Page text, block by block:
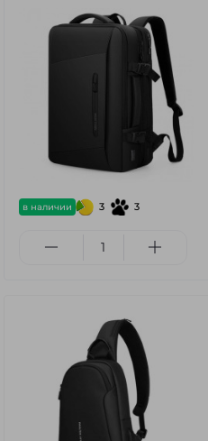
в наличии 3 3